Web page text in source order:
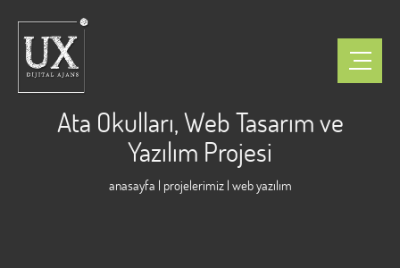
Ata Okulları, Web Tasarım ve
Yazılım Projesi
anasayfa | projelerimiz| web yazılım